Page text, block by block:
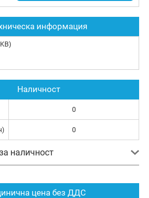
информация
цена без ДДС
Наличност
0
0
наличност